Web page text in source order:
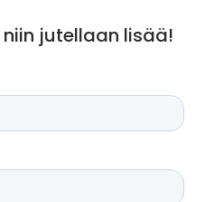
jutellaan lisää!